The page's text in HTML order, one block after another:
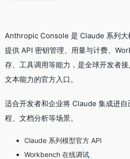
Anthropic Console 是 Claude 系列大
提供 API 密钥管理、用量与计费、
存、工具调用等能力，是全球开发者
文本能力的官方入口。
适合开发者和企业将 Claude 集成进
程、文档分析等场景。
Claude 系列模型官方 API
Workbench 在线调试